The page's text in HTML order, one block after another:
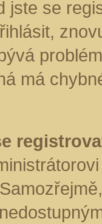
jste se
má